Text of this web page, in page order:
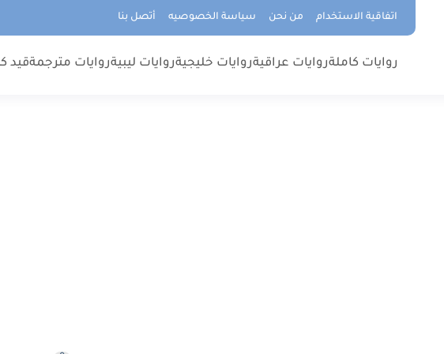
اتفاقية الاستخدام من نحن سياسة الخصوصيه أتصل بنا
روايات كاملةروايات عراقيةروايات خليجيةروايات ليبيةروايات مترجمةقيد